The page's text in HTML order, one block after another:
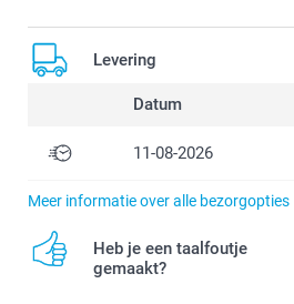
Levering
Datum
11-08-2026
Meer informatie over alle bezorgopties
Heb je een taalfoutje
gemaakt?